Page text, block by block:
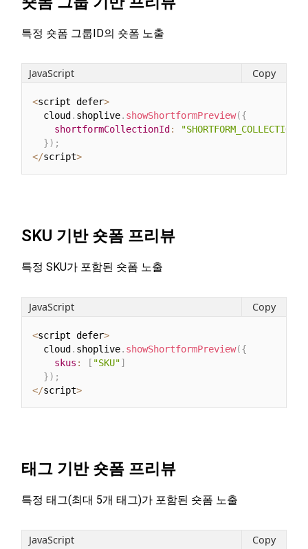
특정 숏폼 그룹ID의 숏폼 노출
<script defer>
  cloud
. shoplive. showShortformPreview({
shortformCollectionId :
}) ;
</script>
JavaScript Copy
SKU 기반 숏폼 프리뷰
특정 SKU가 포함된 숏폼 노출
<script defer>
  cloud
. shoplive. showShortformPreview({
skus : [ "SKU"]
}) ;
</script>
JavaScript Copy
태그 기반 숏폼 프리뷰
특정 태그(최대 5개 태그)가 포함된 숏폼 노출
JavaScript Copy